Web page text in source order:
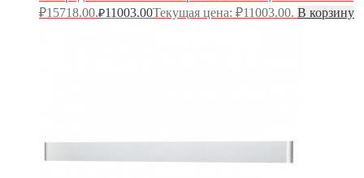
₽15718.00.₽11003.00Текущая цена: ₽11003.00. В корзину